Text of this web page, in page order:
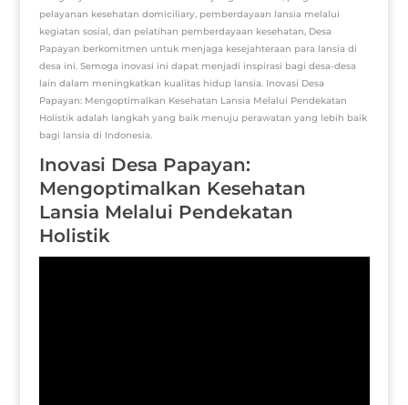
pelayanan kesehatan domiciliary, pemberdayaan lansia melalui
kegiatan sosial, dan pelatihan pemberdayaan kesehatan, Desa
Papayan berkomitmen untuk menjaga kesejahteraan para lansia di
desa ini. Semoga inovasi ini dapat menjadi inspirasi bagi desa-desa
lain dalam meningkatkan kualitas hidup lansia. Inovasi Desa
Papayan: Mengoptimalkan Kesehatan Lansia Melalui Pendekatan
Holistik adalah langkah yang baik menuju perawatan yang lebih baik
bagi lansia di Indonesia.
Inovasi Desa Papayan:
Mengoptimalkan Kesehatan
Lansia Melalui Pendekatan
Holistik